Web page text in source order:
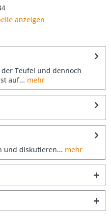
anzeigen
Teufel und dennoch
auf... mehr
und diskutieren... mehr